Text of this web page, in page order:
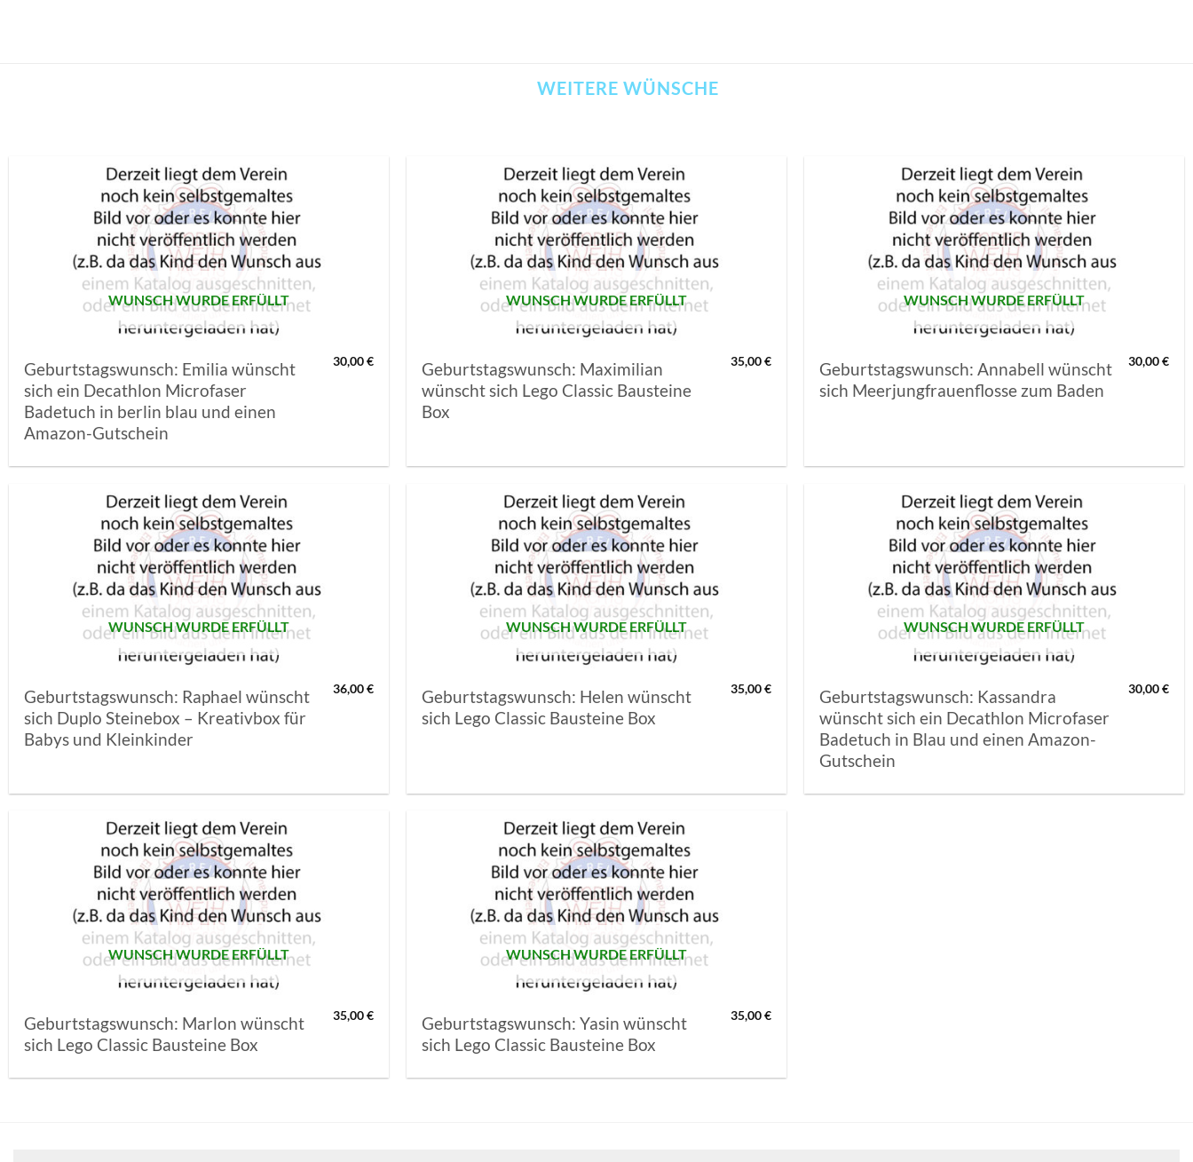
WEITERE WÜNSCHE
WUNSCH WURDE ERFÜLLT
Geburtstagswunsch: Emilia wünscht
sich ein Decathlon Microfaser
Badetuch in berlin blau und einen
Amazon-Gutschein
30,00€
WUNSCH WURDE ERFÜLLT
Geburtstagswunsch: Maximilian
wünscht sich Lego Classic Bausteine
Box
35,00€
WUNSCH WURDE ERFÜLLT
Geburtstagswunsch: Annabell wünscht
sich Meerjungfrauenflosse zum Baden
30,00€
WUNSCH WURDE ERFÜLLT
Geburtstagswunsch: Raphael wünscht
sich Duplo Steinebox – Kreativbox für
Babys und Kleinkinder
36,00€
WUNSCH WURDE ERFÜLLT
Geburtstagswunsch: Helen wünscht
sich Lego Classic Bausteine Box
35,00€
WUNSCH WURDE ERFÜLLT
Geburtstagswunsch: Kassandra
wünscht sich ein Decathlon Microfaser
Badetuch in Blau und einen Amazon-
Gutschein
30,00€
WUNSCH WURDE ERFÜLLT
Geburtstagswunsch: Marlon wünscht
sich Lego Classic Bausteine Box
35,00€
WUNSCH WURDE ERFÜLLT
Geburtstagswunsch: Yasin wünscht
sich Lego Classic Bausteine Box
35,00€